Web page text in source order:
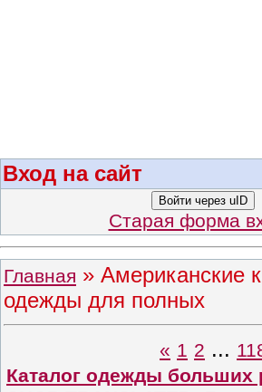
Вход на сайт
Войти через uID
Старая форма
Главная » Американские
одежды для полных
« 1 2 ...
Каталог одежды больших